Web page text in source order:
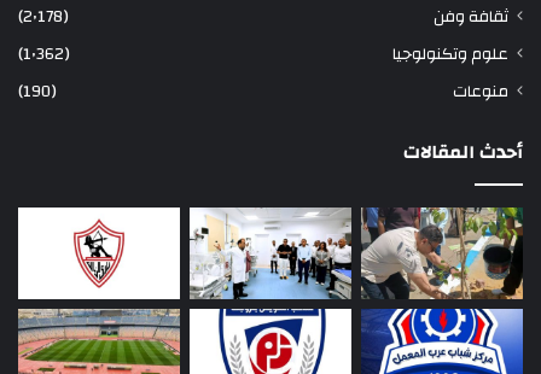
ثقافة وفن
(2٬178)
علوم وتكنولوجيا
(1٬362)
منوعات
(190)
أحدث المقالات